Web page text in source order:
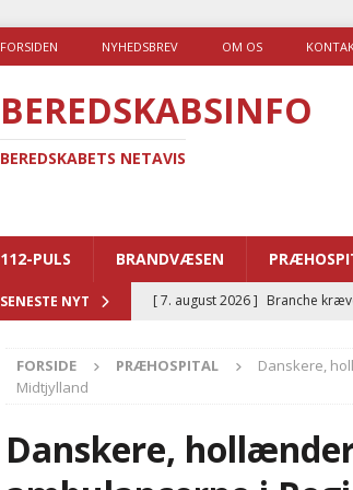
FORSIDEN NYHEDSBREV OM OS
BEREDSKABSINFO
BEREDSKABETS NETAVIS
112-PULS BRANDVÆSEN
SENESTE NYT [ 7. august 2026 ] Branche
[ 6. august 2026 ]
[ 5. august 2026 ] Advarer:
i det offentlige
PRÆHOSPITAL
FORSIDE PRÆHOSPITAL
Danskere,
Midtjylland
Danskere,